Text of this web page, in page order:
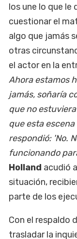
los une lo que le
cuestionar el
algo que jamás
otras
el actor en la
Ahora estamos
jamás, soñaría
que no
que esta
respondió: 'No.
funcionando
Holland acudió
situación,
parte de los
Con el respaldo
trasladar la